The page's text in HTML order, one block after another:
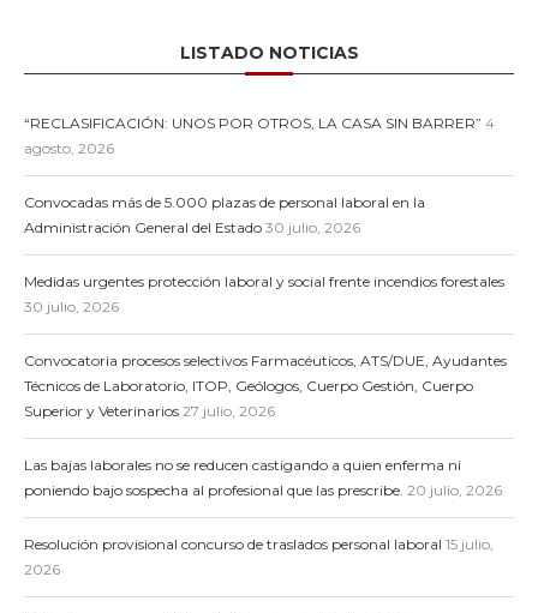
LISTADO NOTICIAS
“RECLASIFICACIÓN: UNOS POR OTROS, LA CASA SIN BARRER” 4
agosto, 2026
Convocadas más de 5.000 plazas de personal laboral en la
Administración General del Estado 30 julio, 2026
Medidas urgentes protección laboral y social frente incendios forestales
30 julio, 2026
Convocatoria procesos selectivos Farmacéuticos, ATS/DUE, Ayudantes
Técnicos de Laboratorio, ITOP, Geólogos, Cuerpo Gestión, Cuerpo
Superior y Veterinarios 27 julio, 2026
Las bajas laborales no se reducen castigando a quien enferma ni
poniendo bajo sospecha al profesional que las prescribe. 20 julio, 2026
Resolución provisional concurso de traslados personal laboral 15 julio,
2026